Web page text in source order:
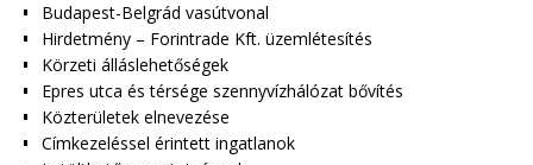
Budapest-Belgrád vasútvonal
Hirdetmény – Forintrade Kft. üzemlétesítés
Körzeti álláslehetőségek
Epres utca és térsége szennyvízhálózat bővítés
Közterületek elnevezése
Címkezeléssel érintett ingatlanok